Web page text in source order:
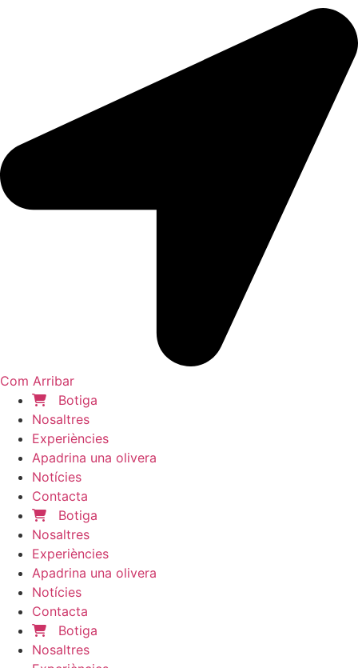
Com Arribar
Botiga
Nosaltres
Experiències
Apadrina una olivera
Notícies
Contacta
Botiga
Nosaltres
Experiències
Apadrina una olivera
Notícies
Contacta
Botiga
Nosaltres